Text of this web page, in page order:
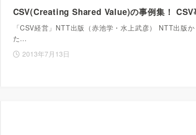
CSV(Creating Shared Value)の事例集！ CSV
「CSV経営」NTT出版（赤池学・水上武彦） NTT出版
た…
2013年7月13日